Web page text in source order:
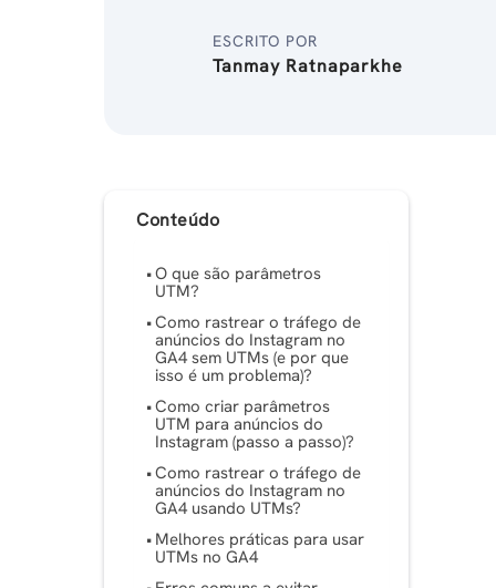
ESCRITO POR
Tanmay Ratnaparkhe
Conteúdo
O que são parâmetros
UTM?
Como rastrear o tráfego de
anúncios do Instagram no
GA4 sem UTMs (e por que
isso é um problema)?
Como criar parâmetros
UTM para anúncios do
Instagram (passo a passo)?
Como rastrear o tráfego de
anúncios do Instagram no
GA4 usando UTMs?
Melhores práticas para usar
UTMs no GA4